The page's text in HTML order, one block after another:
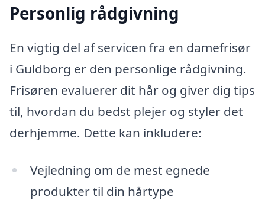
Personlig rådgivning
En vigtig del af servicen fra en damefrisør
i Guldborg er den personlige rådgivning.
Frisøren evaluerer dit hår og giver dig tips
til, hvordan du bedst plejer og styler det
derhjemme. Dette kan inkludere:
Vejledning om de mest egnede
produkter til din hårtype